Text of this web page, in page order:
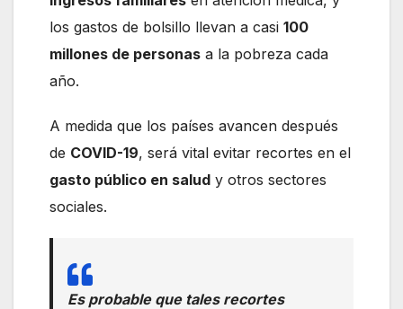
los gastos de bolsillo llevan a casi 100
millones de personas a la pobreza cada
año.
A medida que los países avancen después
de COVID-19, será vital evitar recortes en el
gasto público en salud y otros sectores
sociales.
Es probable que tales recortes